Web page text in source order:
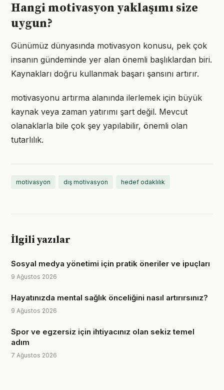
Hangi motivasyon yaklaşımı size
uygun?
Günümüz dünyasında motivasyon konusu, pek çok
insanın gündeminde yer alan önemli başlıklardan biri.
Kaynakları doğru kullanmak başarı şansını artırır.
motivasyonu artırma alanında ilerlemek için büyük
kaynak veya zaman yatırımı şart değil. Mevcut
olanaklarla bile çok şey yapılabilir, önemli olan
tutarlılık.
motivasyon dış motivasyon hedef odaklılık
İlgili yazılar
Sosyal medya yönetimi için pratik öneriler ve ipuçları
9 Ağustos 2026
Hayatınızda mental sağlık önceliğini nasıl artırırsınız?
9 Ağustos 2026
Spor ve egzersiz için ihtiyacınız olan sekiz temel
adım
7 Ağustos 2026